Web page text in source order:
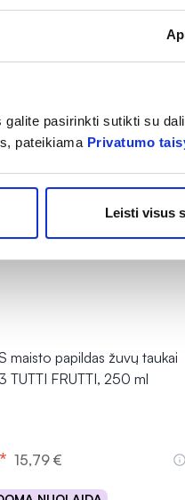
pasirinkti sutikti su
pateikiama Privatumo
Leisti visus
maisto papildas žuvų taukai
TUTTI FRUTTI, 250 ml
15,79 €